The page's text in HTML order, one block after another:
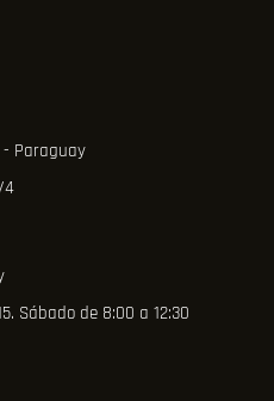
- Paraguay
4
Sábado de 8:00 a 12:30